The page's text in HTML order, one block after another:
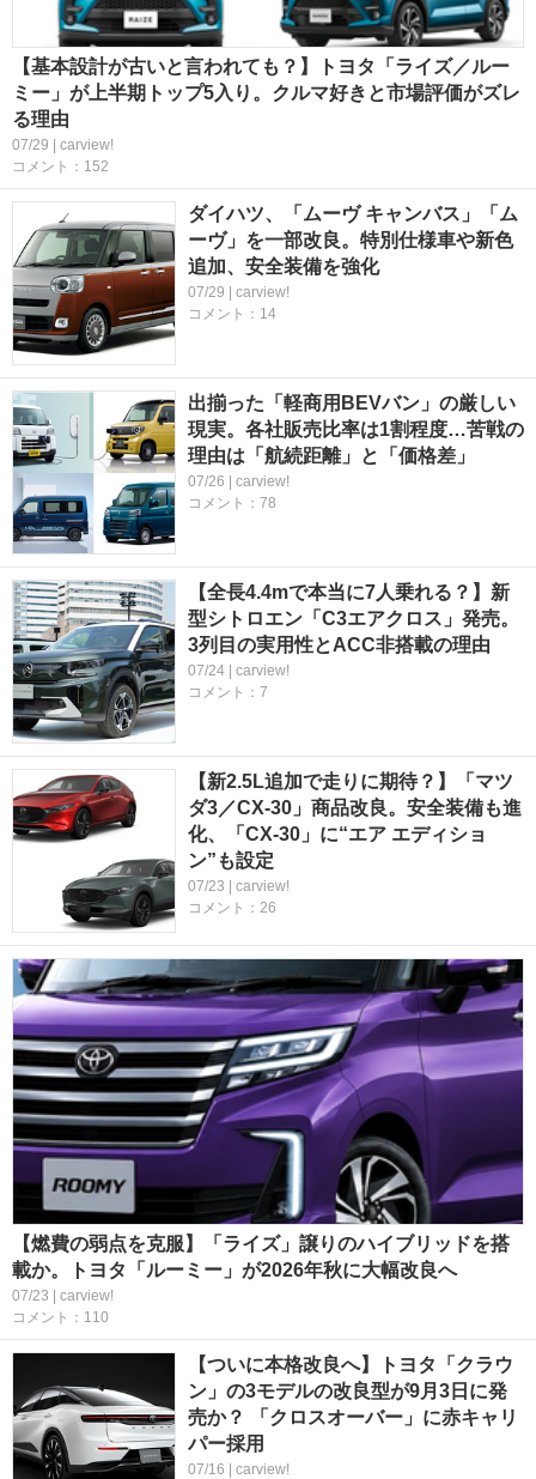
【基本設計が古いと言われても？】トヨタ「ライズ／ルー
ミー」が上半期トップ5入り。クルマ好きと市場評価がズレ
る理由
07/29 | carview!
コメント：152
ダイハツ、「ムーヴ キャンバス」「ム
ーヴ」を一部改良。特別仕様車や新色
追加、安全装備を強化
07/29 | carview!
コメント：14
出揃った「軽商用BEVバン」の厳しい
現実。各社販売比率は1割程度…苦戦の
理由は「航続距離」と「価格差」
07/26 | carview!
コメント：78
【全長4.4mで本当に7人乗れる？】新
型シトロエン「C3エアクロス」発売。
3列目の実用性とACC非搭載の理由
07/24 | carview!
コメント：7
【新2.5L追加で走りに期待？】「マツ
ダ3／CX-30」商品改良。安全装備も進
化、「CX-30」に“エア エディショ
ン”も設定
07/23 | carview!
コメント：26
【燃費の弱点を克服】「ライズ」譲りのハイブリッドを搭
載か。トヨタ「ルーミー」が2026年秋に大幅改良へ
07/23 | carview!
コメント：110
【ついに本格改良へ】トヨタ「クラウ
ン」の3モデルの改良型が9月3日に発
売か？ 「クロスオーバー」に赤キャリ
パー採用
07/16 | carview!